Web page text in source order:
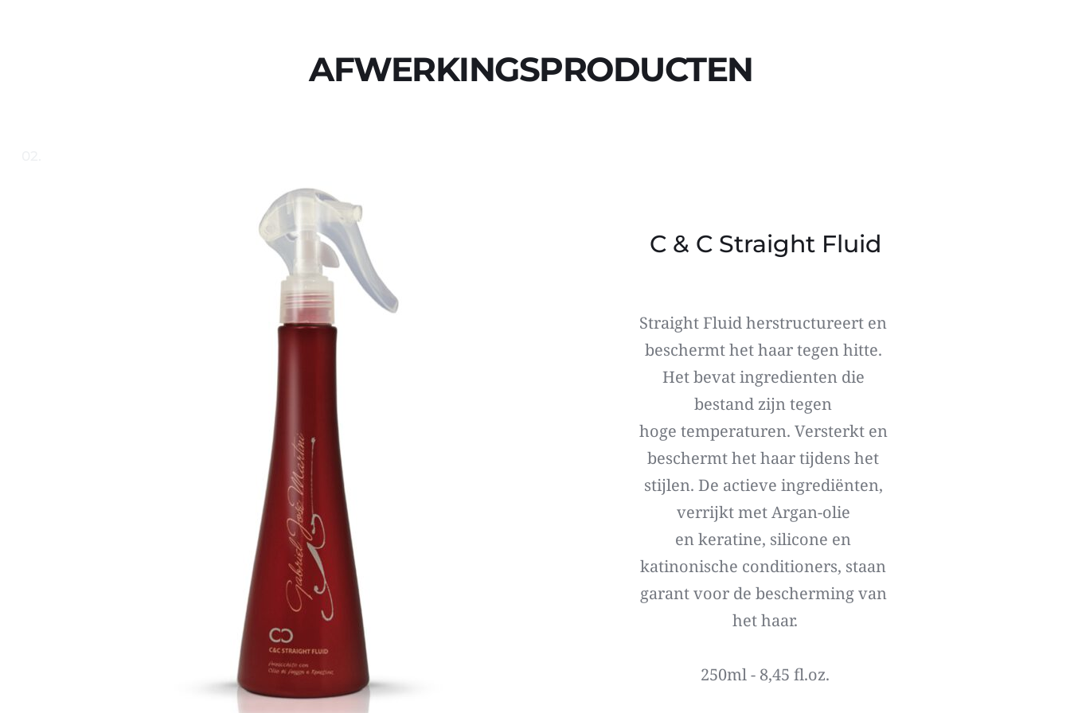
AFWERKINGSPRODUCTEN
C & C Straight Fluid
Straight Fluid herstructureert en
beschermt het haar tegen hitte.
Het bevat ingredienten die
bestand zijn tegen
hoge temperaturen. Versterkt en
beschermt het haar tijdens het
stijlen. De actieve ingrediënten,
verrijkt met Argan-olie
en keratine, silicone en
katinonische conditioners, staan
garant voor de bescherming van
het haar.
250ml - 8,45 fl.oz.